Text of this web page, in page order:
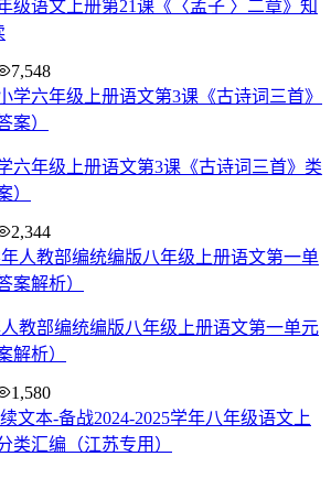
级语文上册第21课《〈孟子 〉二章》知
7,548
六年级上册语文第3课《古诗词三首》类
）
2,344
人教部编统编版八年级上册语文第一单元
解析）
1,580